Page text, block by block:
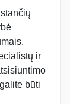
ir
būti